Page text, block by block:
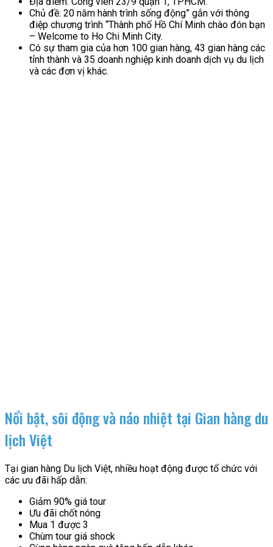
Chủ đề: 20 năm hành trình sống động” gắn với thông
điệp chương trình “Thành phố Hồ Chí Minh chào đón bạn
– Welcome to Ho Chi Minh City.
Có sự tham gia của hơn 100 gian hàng, 43 gian hàng các
tỉnh thành và 35 doanh nghiệp kinh doanh dịch vụ du lịch
và các đơn vị khác.
Nổi bật, sôi động và náo nhiệt tại Gian hàng du
lịch Việt
Tại gian hàng Du lịch Việt, nhiều hoạt động được tổ chức với
các ưu đãi hấp dẫn:
Giảm 90% giá tour
Ưu đãi chốt nóng
Mua 1 được 3
Chùm tour giá shock